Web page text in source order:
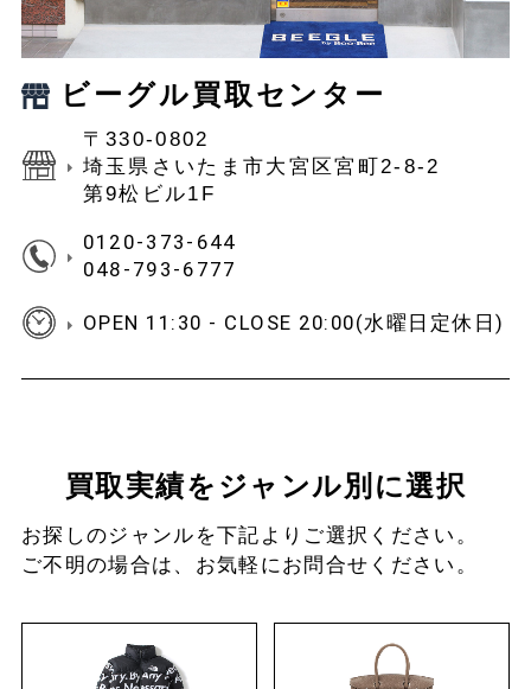
ビーグル買取センター
〒330-0802
埼玉県さいたま市大宮区宮町2-8-2
第9松ビル1F
0120-373-644
048-793-6777
OPEN 11:30 - CLOSE 20:00(水曜日定休日)
買取実績をジャンル別に選択
お探しのジャンルを下記よりご選択ください。
ご不明の場合は、お気軽にお問合せ ください。